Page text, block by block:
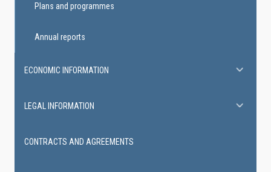
Plans and programmes
Annual reports
ECONOMIC INFORMATION
LEGAL INFORMATION
CONTRACTS AND AGREEMENTS